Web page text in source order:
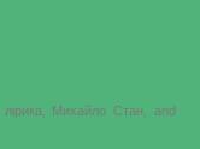
, Михайло Стан, and